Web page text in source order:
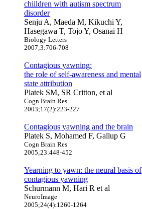
chiildren with autism spectrum
disorder
Senju A, Maeda M, Kikuchi Y,
Hasegawa T, Tojo Y, Osanai H
Biology Letters
2007;3:706-708
Contagious yawning:
the role of self-awareness and mental
state attribution
Platek SM, SR Critton, et al
Cogn Brain Res
2003;17(2):223-227
Contagious yawning and the brain
Platek S, Mohamed F, Gallup G
Cogn Brain Res
2005;23:448-452
Yearning to yawn: the neural basis of
contagious yawning
Schurmann M, Hari R et al
NeuroImage
2005;24(4):1260-1264